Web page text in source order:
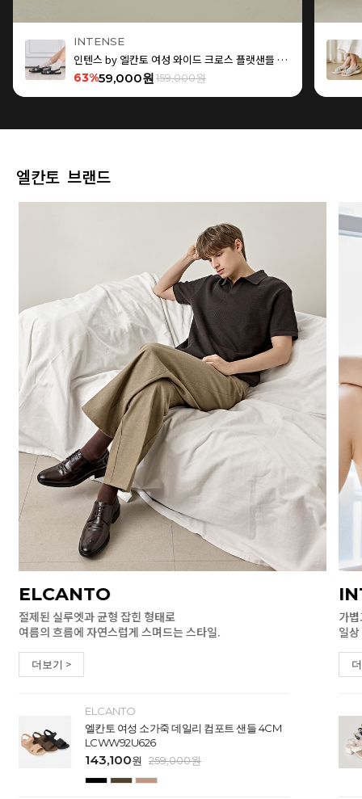
INTENSE
인텐스 by 엘칸토 여성 와이드 크로스 플랫샌들 1.5cm LCWW15I626
63%59,000원159,000원
엘칸토 브랜드
ELCANTO
절제된 실루엣과 균형 잡힌 형태로
여름의 흐름에 자연스럽게 스며드는 스타일.
더보기 >
ELCANTO
엘칸토 여성 소가죽 데일리 컴포트 샌들 4CM
LCWW92U626
143,100원 259,000원
가
일